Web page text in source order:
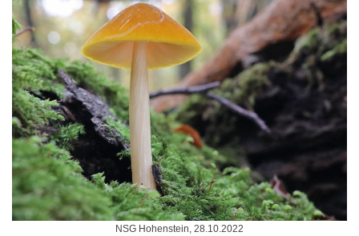
NSG Hohenstein, 28.10.2022